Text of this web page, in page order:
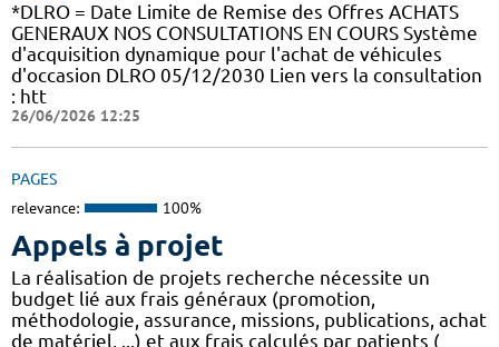
*DLRO = Date Limite de Remise des Offres ACHATS
GENERAUX NOS CONSULTATIONS EN COURS Système
d'acquisition dynamique pour l'achat de véhicules
d'occasion DLRO 05/12/2030 Lien vers la consultation
: htt
26/06/2026 12:25
PAGES
relevance: 100%
Appels à projet
La réalisation de projets recherche nécessite un
budget lié aux frais généraux (promotion,
méthodologie, assurance, missions, publications, achat
de matériel, ...) et aux frais calculés par patients (